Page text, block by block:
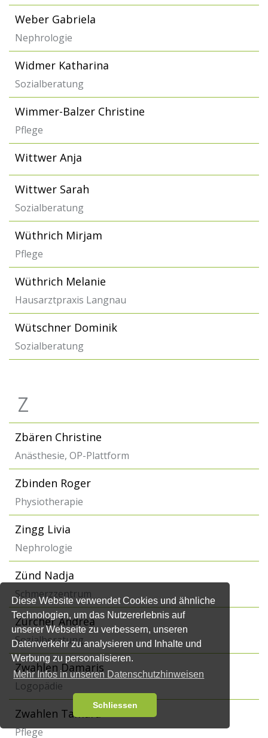
Diese Website verwendet Cookies und ähnliche
Technologien, um das Nutzererlebnis auf
unserer Webseite zu verbessern, unseren
Datenverkehr zu analysieren und Inhalte und
Werbung zu personalisieren.
Mehr Infos in unseren Datenschutzhinweisen
Schliessen
Weber Gabriela
Nephrologie
Widmer Katharina
Sozialberatung
Wimmer-Balzer Christine
Pflege
Wittwer Anja
Wittwer Sarah
Sozialberatung
Wüthrich Mirjam
Pflege
Wüthrich Melanie
Hausarztpraxis Langnau
Wütschner Dominik
Sozialberatung
Z
Zbären Christine
Anästhesie, OP-Plattform
Zbinden Roger
Physiotherapie
Zingg Livia
Nephrologie
Zünd Nadja
Schmerzzentrum
Zürcher Andrea
Sozialberatung
Zwahlen Damaris
Logopädie
Zwahlen Tamara
Pflege